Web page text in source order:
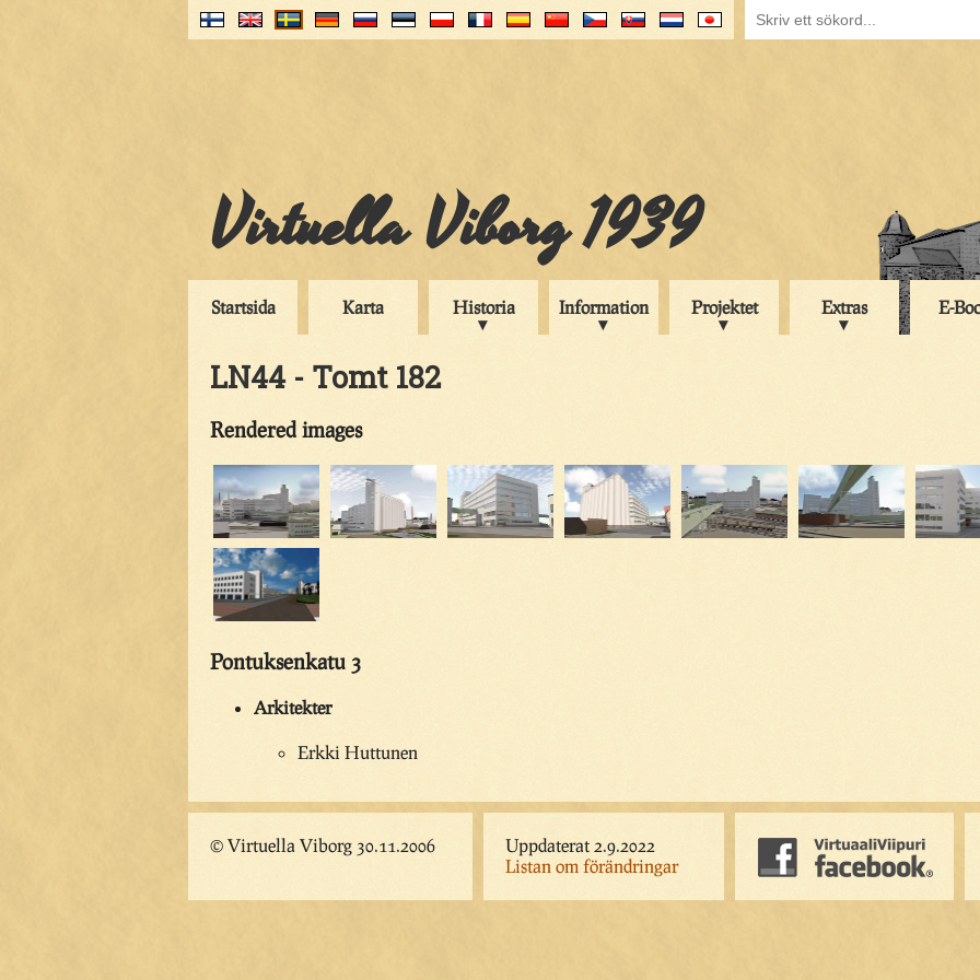
Virtuella Viborg 1939
Startsida Karta Historia Information Projektet Extras E-
LN44 - Tomt 182
Rendered images
Pontuksenkatu 3
Arkitekter
Erkki Huttunen
© Virtuella Viborg 30.11.2006
Uppdaterat 2.9.2022
Listan om förändringar